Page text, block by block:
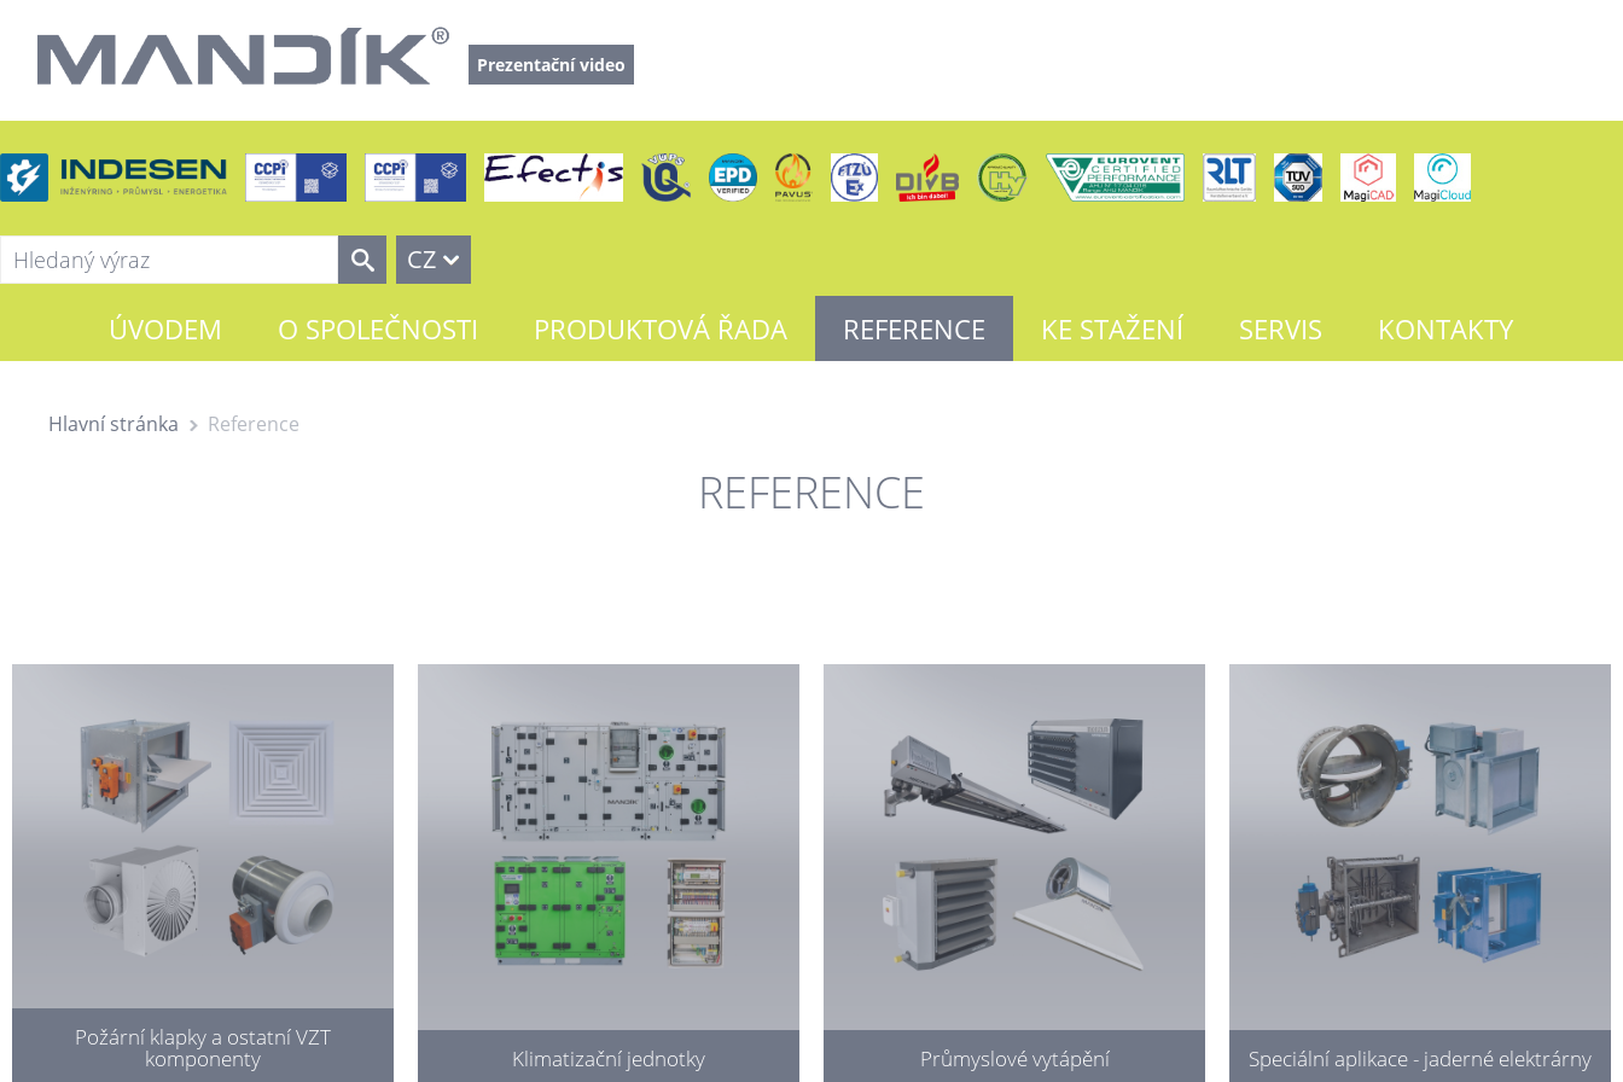
Prezentační video
CZ
ÚVODEM O SPOLEČNOSTI PRODUKTOVÁ ŘADA REFERENCE KE STAŽENÍ SERVIS KONTAKTY
Hlavní stránka Reference
REFERENCE
Požární klapky a ostatní VZT
komponenty Klimatizační jednotky Průmyslové vytápění Speciální aplikace - jaderné elektrárny